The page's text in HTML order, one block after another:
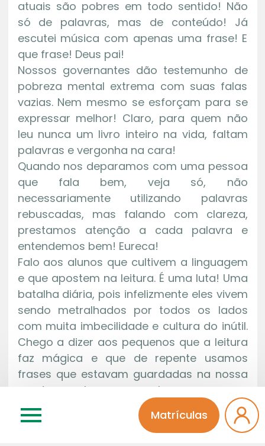
Matrículas
atuais são pobres em todo sentido! Não
só de palavras, mas de conteúdo! Já
escutei música com apenas uma frase! E
que frase! Deus pai!
Nossos governantes dão testemunho de
pobreza mental extrema com suas falas
vazias. Nem mesmo se esforçam para se
expressar melhor! Claro, para quem não
leu nunca um livro inteiro na vida, faltam
palavras e vergonha na cara!
Quando nos deparamos com uma pessoa
que fala bem, veja só, não
necessariamente utilizando palavras
rebuscadas, mas falando com clareza,
prestamos atenção a cada palavra e
entendemos bem! Eureca!
Falo aos alunos que cultivem a linguagem
e que apostem na leitura. É uma luta! Uma
batalha diária, pois infelizmente eles vivem
sendo metralhados por todos os lados
com muita imbecilidade e cultura do inútil.
Chego a dizer aos pequenos que a leitura
faz mágica e que de repente usamos
frases que estavam guardadas na nossa
mente e pulam no papel ou em nossas
bocas. Os pequenos sempre ouvem, mas
crescem…
Gostamos de falar de outros países e de